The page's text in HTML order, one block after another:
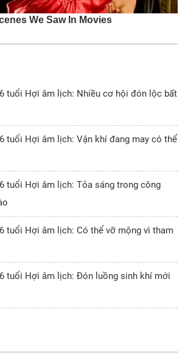
tuổi Hợi âm lịch: Nhiều cơ hội đón lộc bất
tuổi Hợi âm lịch: Vận khí đang may có thể
tuổi Hợi âm lịch: Tỏa sáng trong công
tuổi Hợi âm lịch: Có thể vỡ mộng vì tham
tuổi Hợi âm lịch: Đón luồng sinh khí mới